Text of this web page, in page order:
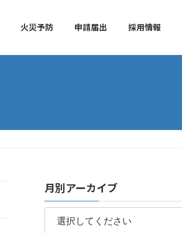
火災予防 申請届出 採用情報
月別アーカイブ